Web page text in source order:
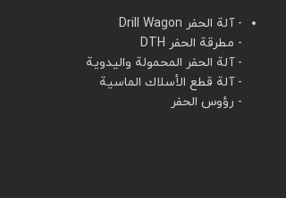
- آلة الحفر Drill Wagon
- مطرقة الحفر DTH
- آلة الحفر المحمولة واليدوية
- آلة قطع الأسلاك الماسية
- رؤوس الحفر